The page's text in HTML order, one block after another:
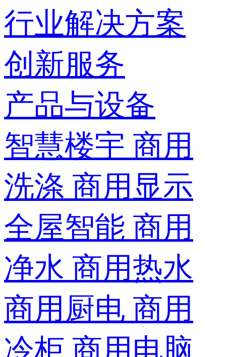
行业解决方案
创新服务
产品与设备
智慧楼宇 商用
洗涤 商用显示
全屋智能 商用
净水 商用热水
商用厨电 商用
冷柜 商用电脑